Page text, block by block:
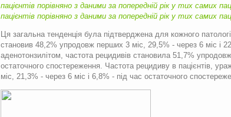
пацієнтів порівняно з даними за попередній рік у тих самих
пацієнтів порівняно з даними за попередній рік у тих самих
Ця загальна тенденція була підтверджена для кожного
становив 48,2% упродовж перших 3 міс, 29,5% - через 6 міс і
аденотонзилітом, частота рецидивів становила 51,7%
остаточного спостереження. Частота рецидиву в пацієнтів,
міс, 21,3% - через 6 міс і 6,8% - під час остаточного